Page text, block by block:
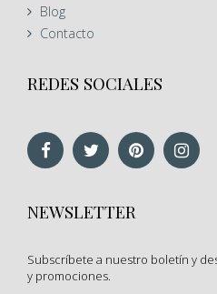
Blog
Contacto
REDES SOCIALES
NEWSLETTER
Subscríbete a nuestro boletín y
y promociones.